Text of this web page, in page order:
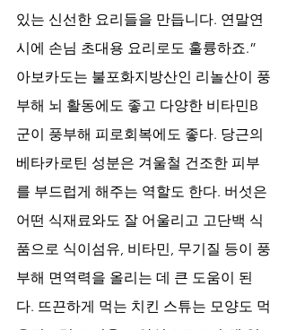
있는 신선한 요리들을 만듭니다. 연말연
시에 손님 초대용 요리로도 훌륭하죠.”
아보카도는 불포화지방산인 리놀산이 풍
부해 뇌 활동에도 좋고 다양한 비타민B
군이 풍부해 피로회복에도 좋다. 당근의
베타카로틴 성분은 겨울철 건조한 피부
를 부드럽게 해주는 역할도 한다. 버섯은
어떤 식재료와도 잘 어울리고 고단백 식
품으로 식이섬유, 비타민, 무기질 등이 풍
부해 면역력을 올리는 데 큰 도움이 된
다. 뜨끈하게 먹는 치킨 스튜는 모양도 먹